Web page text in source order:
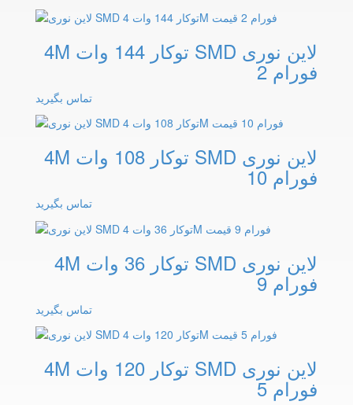
لاین نوری SMD توکار 144 وات 4M
فورام 2
تماس بگیرید
لاین نوری SMD توکار 108 وات 4M
فورام 10
تماس بگیرید
لاین نوری SMD توکار 36 وات 4M
فورام 9
تماس بگیرید
لاین نوری SMD توکار 120 وات 4M
فورام 5